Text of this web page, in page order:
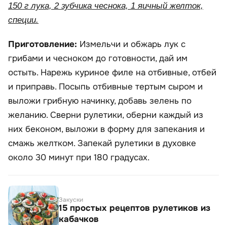
150 г лука, 2 зубчика чеснока, 1 яичный желток,
специи.
Приготовление: Измельчи и обжарь лук с
грибами и чесноком до готовности, дай им
остыть. Нарежь куриное филе на отбивные, отбей
и приправь. Посыпь отбивные тертым сыром и
выложи грибную начинку, добавь зелень по
желанию. Сверни рулетики, оберни каждый из
них беконом, выложи в форму для запекания и
смажь желтком. Запекай рулетики в духовке
около 30 минут при 180 градусах.
Закуски
15 простых рецептов рулетиков из
кабачков